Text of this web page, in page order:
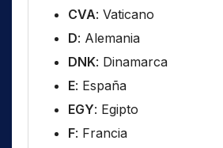
CVA: Vaticano
D: Alemania
DNK: Dinamarca
E: España
EGY: Egipto
F: Francia